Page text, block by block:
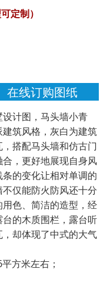
定制）
在线订购图纸
计图，马头墙小青
建筑风格，灰白为建筑
搭配马头墙和仿古门
，更好地展现自身风
的变化让相对单调的
仅能防火防风还十分
色、简洁的造型，经
的木质围栏，露台听
却体现了中式的大气
方米左右；